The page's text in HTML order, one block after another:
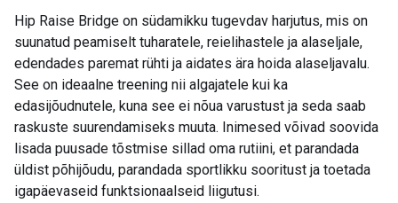
Hip Raise Bridge on südamikku tugevdav harjutus, mis on
suunatud peamiselt tuharatele, reielihastele ja alaseljale,
edendades paremat rühti ja aidates ära hoida alaseljavalu.
See on ideaalne treening nii algajatele kui ka
edasijõudnutele, kuna see ei nõua varustust ja seda saab
raskuste suurendamiseks muuta. Inimesed võivad soovida
lisada puusade tõstmise sillad oma rutiini, et parandada
üldist põhijõudu, parandada sportlikku sooritust ja toetada
igapäevaseid funktsionaalseid liigutusi.